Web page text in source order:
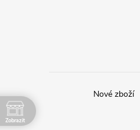
Nové zboží
Zobrazit